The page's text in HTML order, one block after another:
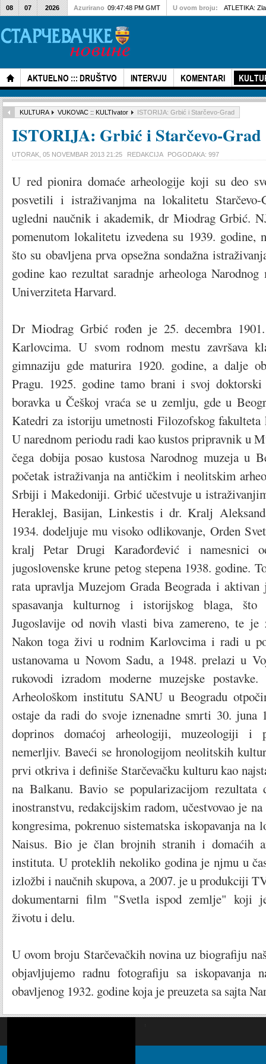
AKTUELNO ::: DRUŠTVO INTERVJU KOMENTARI
08 07 2026 Azurirano 09:47:48 PM GMT U ovom broju: ATLETIKA:
KULTURA VUKOVAC :: KULTIvator ISTORIJA: Grbić i Starčevo-Grad
ISTORIJA: Grbić i Starčevo-Grad
UTORAK, 05 NOVEMBAR 2013 21:25 REDAKCIJA POGODAKA: 997
U red pionira domaće arheologije koji su deo
posvetili i istraživanjma na lokalitetu
ugledni naučnik i akademik, dr Miodrag Grbić.
pomenutom lokalitetu izvedena su 1939. godine,
što su obavljena prva opsežna sondažna
godine kao rezultat saradnje arheologa
Univerziteta Harvard.
Dr Miodrag Grbić rođen je 25. decembra
Karlovcima. U svom rodnom mestu završava
gimnaziju gde maturira 1920. godine, a dalje
Pragu. 1925. godine tamo brani i svoj doktorski
boravka u Češkoj vraća se u zemlju, gde u
Katedri za istoriju umetnosti Filozofskog fakulteta
U narednom periodu radi kao kustos pripravnik u
čega dobija posao kustosa Narodnog muzeja u
početak istraživanja na antičkim i neolitskim
Srbiji i Makedoniji. Grbić učestvuje u
Heraklej, Basijan, Linkestis i dr. Kralj
1934. dodeljuje mu visoko odlikovanje, Orden
kralj Petar Drugi Karađorđević i namesnici
jugoslovenske krune petog stepena 1938. godine.
rata upravlja Muzejom Grada Beograda i
spasavanja kulturnog i istorijskog blaga,
Jugoslavije od novih vlasti biva zamereno, te je
Nakon toga živi u rodnim Karlovcima i radi u
ustanovama u Novom Sadu, a 1948. prelazi u
rukovodi izradom moderne muzejske
Arheološkom institutu SANU u Beogradu
ostaje da radi do svoje iznenadne smrti 30. juna
doprinos domaćoj arheologiji, muzeologiji i
nemerljiv. Baveći se hronologijom neolitskih
prvi otkriva i definiše Starčevačku kulturu kao
na Balkanu. Bavio se popularizacijom rezultata
inostranstvu, redakcijskim radom, učestvovao je
kongresima, pokrenuo sistematska iskopavanja
Naisus. Bio je član brojnih stranih i domaćih
instituta. U proteklih nekoliko godina je njmu u
izložbi i naučnih skupova, a 2007. je u produkciji
dokumentarni film "Svetla ispod zemlje" koji
životu i delu.
U ovom broju Starčevačkih novina uz biografiju
objavljujemo radnu fotografiju sa iskopavanja
obavljenog 1932. godine koja je preuzeta sa sajta